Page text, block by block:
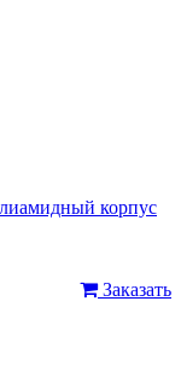
корпус
Заказать